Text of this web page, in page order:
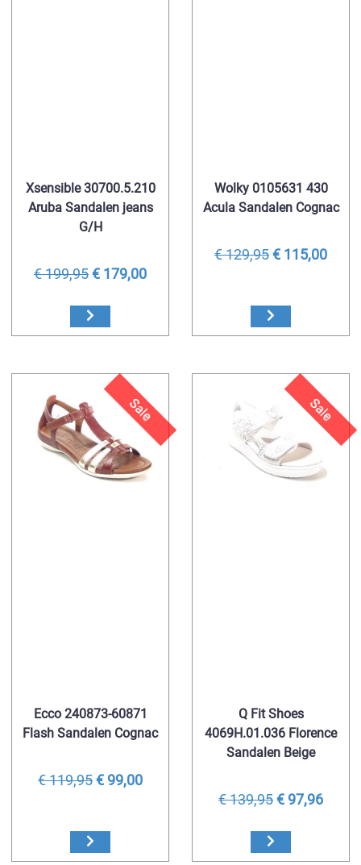
Xsensible 30700.5.210
Aruba Sandalen jeans
G/H
€ 199,95€ 179,00
Wolky 0105631 430
Acula Sandalen Cognac
€ 129,95€ 115,00
Sale
Ecco 240873-60871
Flash Sandalen Cognac
€ 119,95€ 99,00
Sale
Q Fit Shoes
4069H.01.036 Florence
Sandalen Beige
€ 139,95€ 97,96